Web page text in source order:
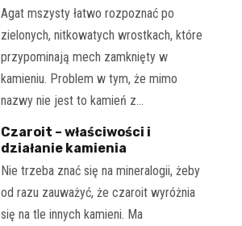
Agat mszysty łatwo rozpoznać po
zielonych, nitkowatych wrostkach, które
przypominają mech zamknięty w
kamieniu. Problem w tym, że mimo
nazwy nie jest to kamień z…
Czaroit – właściwości i
działanie kamienia
Nie trzeba znać się na mineralogii, żeby
od razu zauważyć, że czaroit wyróżnia
się na tle innych kamieni. Ma